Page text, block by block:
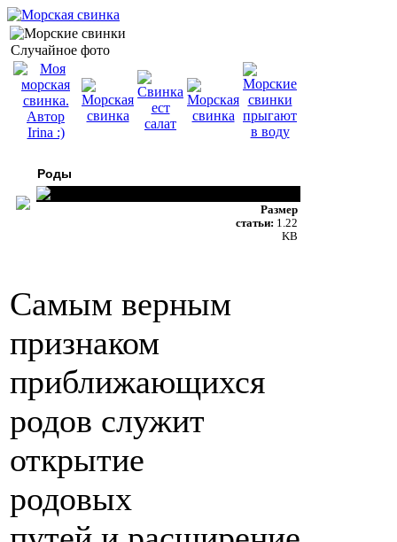
Случайное фото
Роды
Размер
статьи: 1.22
KB
Самым верным
признаком
приближающихся
родов служит
открытие
родовых